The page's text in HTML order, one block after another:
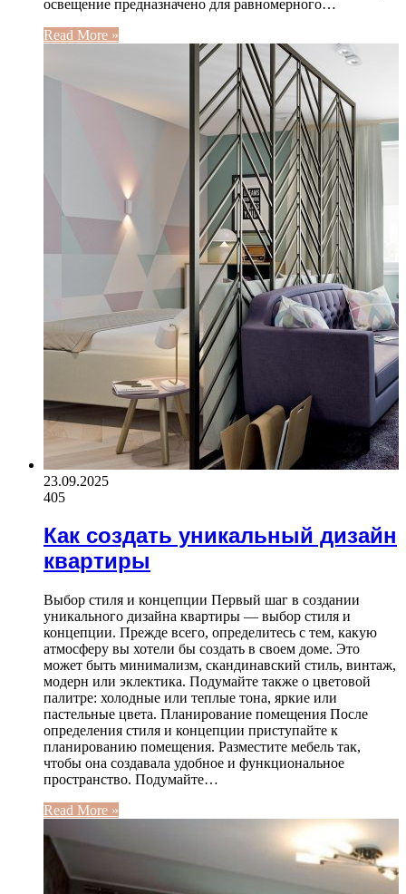
освещение предназначено для равномерного…
Read More »
23.09.2025
405
Как создать уникальный дизайн
квартиры
Выбор стиля и концепции Первый шаг в создании
уникального дизайна квартиры — выбор стиля и
концепции. Прежде всего, определитесь с тем, какую
атмосферу вы хотели бы создать в своем доме. Это
может быть минимализм, скандинавский стиль, винтаж,
модерн или эклектика. Подумайте также о цветовой
палитре: холодные или теплые тона, яркие или
пастельные цвета. Планирование помещения После
определения стиля и концепции приступайте к
планированию помещения. Разместите мебель так,
чтобы она создавала удобное и функциональное
пространство. Подумайте…
Read More »